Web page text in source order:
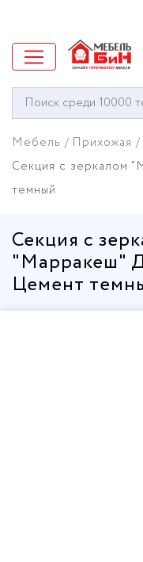
Окно
поиска
Мебель Прихожая
Секция с зеркалом
темный
Секция с
"Марракеш"
Цемент